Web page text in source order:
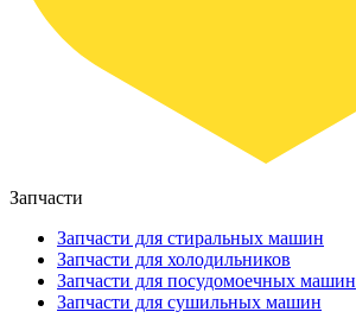
Запчасти
Запчасти для стиральных машин
Запчасти для холодильников
Запчасти для посудомоечных машин
Запчасти для сушильных машин